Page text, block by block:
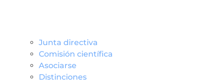
Junta directiva
Comisión científica
Asociarse
Distinciones